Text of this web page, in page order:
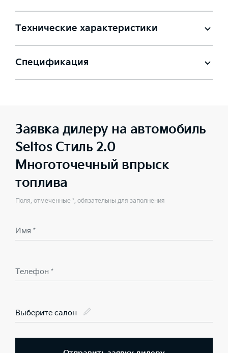
Технические характеристики
Спецификация
Заявка дилеру на автомобиль
Seltos Стиль 2.0
Многоточечный впрыск
топлива
Поля, отмеченные *, обязательны для заполнения
Имя *
Телефон *
Выберите салон